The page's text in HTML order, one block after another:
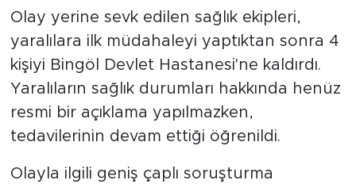
Olay yerine sevk edilen sağlık ekipleri,
yaralılara ilk müdahaleyi yaptıktan sonra 4
kişiyi Bingöl Devlet Hastanesi'ne kaldırdı.
Yaralıların sağlık durumları hakkında henüz
resmi bir açıklama yapılmazken,
tedavilerinin devam ettiği öğrenildi.
Olayla ilgili geniş çaplı soruşturma